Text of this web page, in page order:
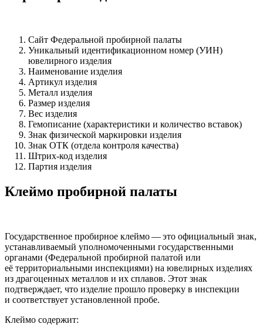
Сайт Федеральной пробирной палаты
Уникальный идентификационном номер (УИН)
ювелирного изделия
Наименование изделия
Артикул изделия
Металл изделия
Размер изделия
Вес изделия
Гемописание (характеристики и количество вставок)
Знак физической маркировки изделия
Знак ОТК (отдела контроля качества)
Штрих-код изделия
Партия изделия
Клеймо пробирной палаты
Государственное пробирное клеймо — это официальный знак,
устанавливаемый уполномоченными государственными
органами (Федеральной пробирной палатой или
её территориальными инспекциями) на ювелирных изделиях
из драгоценных металлов и их сплавов. Этот знак
подтверждает, что изделие прошло проверку в инспекции
и соответствует установленной пробе.
Клеймо содержит: